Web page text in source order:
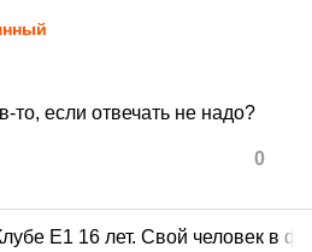
то, если отвечать не надо?
0